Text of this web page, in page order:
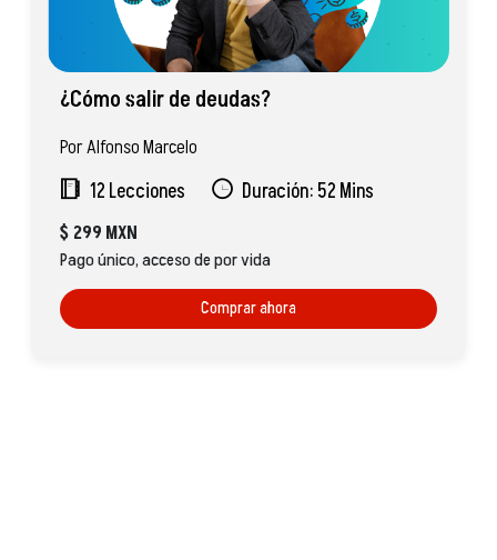
¿Cómo salir de deudas?
Por Alfonso Marcelo
12 Lecciones
Duración: 52 Mins
$299 MXN
Pago único, acceso de por vida
Comprar ahora